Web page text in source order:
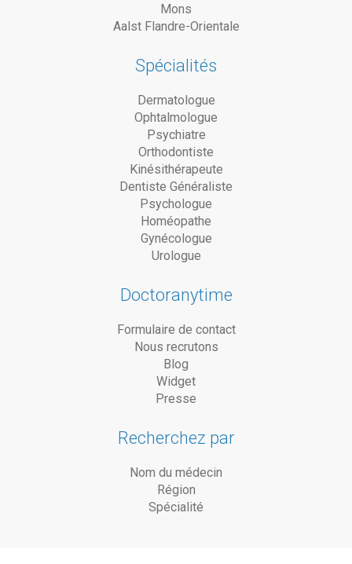
Mons
Aalst Flandre-Orientale
Spécialités
Dermatologue
Ophtalmologue
Psychiatre
Orthodontiste
Kinésithérapeute
Dentiste Généraliste
Psychologue
Homéopathe
Gynécologue
Urologue
Doctoranytime
Formulaire de contact
Nous recrutons
Blog
Widget
Presse
Recherchez par
Nom du médecin
Région
Spécialité